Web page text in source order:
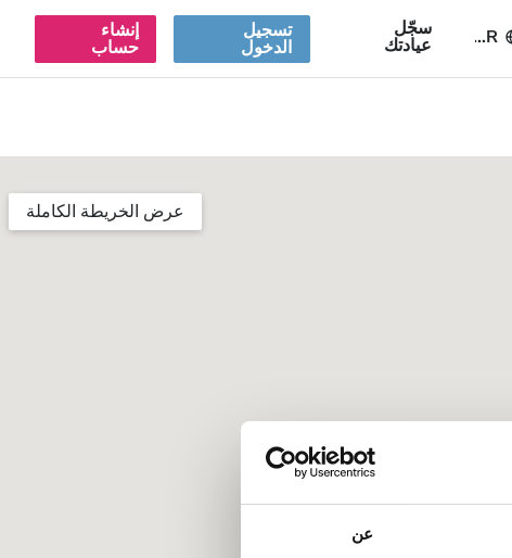
عن
AR سجّل
عيادتك
تسجيل
الدخول
إنشاء
حساب
عرض الخريطة الكاملة